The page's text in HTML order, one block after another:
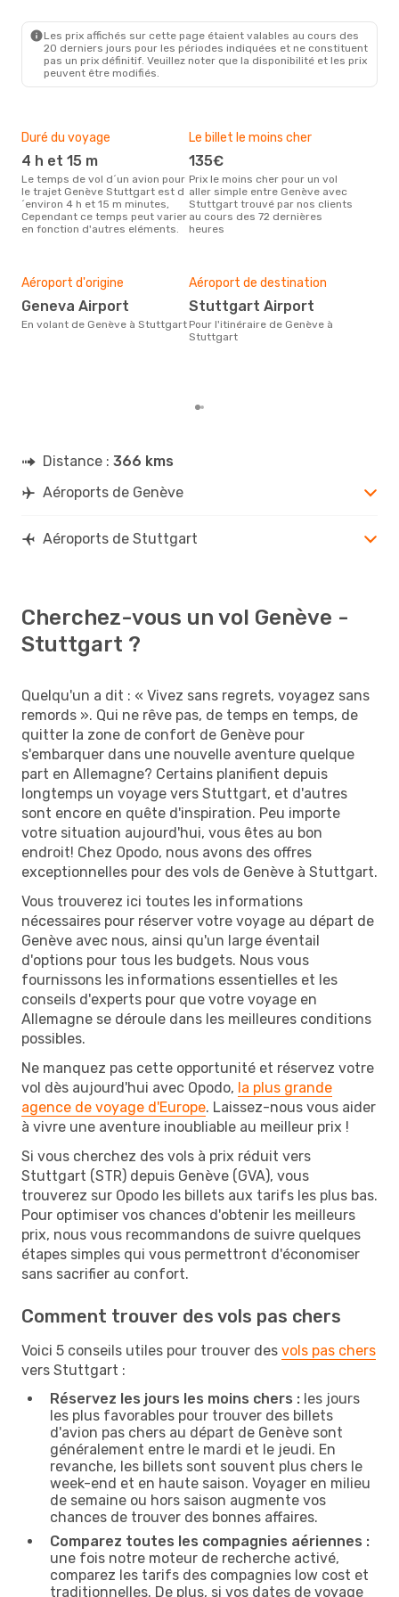
- Mar. 6 Oct.
1 Escale
GVA- STR
Austrian Airlines1 Escale
STR- GVA
Les prix affichés sur cette page étaient valables au cours des
20 derniers jours pour les périodes indiquées et ne constituent
pas un prix définitif. Veuillez noter que la disponibilité et les prix
peuvent être modifiés.
Duré du voyage
4 h et 15 m
Le temps de vol d´un avion pour
le trajet Genève Stuttgart est d
´environ 4 h et 15 m minutes,
Cependant ce temps peut varier
en fonction d'autres eléments.
Le billet le moins cher
135€
Prix le moins cher pour un vol
aller simple entre Genève avec
Stuttgart trouvé par nos clients
au cours des 72 dernières
heures
Aéroport d'origine
Geneva Airport
En volant de Genève à Stuttgart
Aéroport de destination
Stuttgart Airport
Pour l'itinéraire de Genève à
Stuttgart
Distance : 366 kms
Aéroports de Genève
Aéroports de Stuttgart
Cherchez-vous un vol Genève -
Stuttgart ?
Quelqu'un a dit : « Vivez sans regrets, voyagez sans
remords ». Qui ne rêve pas, de temps en temps, de
quitter la zone de confort de Genève pour
s'embarquer dans une nouvelle aventure quelque
part en Allemagne? Certains planifient depuis
longtemps un voyage vers Stuttgart, et d'autres
sont encore en quête d'inspiration. Peu importe
votre situation aujourd'hui, vous êtes au bon
endroit! Chez Opodo, nous avons des offres
exceptionnelles pour des vols de Genève à Stuttgart.
Vous trouverez ici toutes les informations
nécessaires pour réserver votre voyage au départ de
Genève avec nous, ainsi qu'un large éventail
d'options pour tous les budgets. Nous vous
fournissons les informations essentielles et les
conseils d'experts pour que votre voyage en
Allemagne se déroule dans les meilleures conditions
possibles.
Ne manquez pas cette opportunité et réservez votre
vol dès aujourd'hui avec Opodo, la plus grande
agence de voyage d'Europe. Laissez-nous vous aider
à vivre une aventure inoubliable au meilleur prix !
Si vous cherchez des vols à prix réduit vers
Stuttgart (STR) depuis Genève (GVA), vous
trouverez sur Opodo les billets aux tarifs les plus bas.
Pour optimiser vos chances d'obtenir les meilleurs
prix, nous vous recommandons de suivre quelques
étapes simples qui vous permettront d'économiser
sans sacrifier au confort.
Comment trouver des vols pas chers
Voici 5 conseils utiles pour trouver des vols pas chers
vers Stuttgart :
Réservez les jours les moins chers : les jours
les plus favorables pour trouver des billets
d'avion pas chers au départ de Genève sont
généralement entre le mardi et le jeudi. En
revanche, les billets sont souvent plus chers le
week-end et en haute saison. Voyager en milieu
de semaine ou hors saison augmente vos
chances de trouver des bonnes affaires.
Comparez toutes les compagnies aériennes :
une fois notre moteur de recherche activé,
comparez les tarifs des compagnies low cost et
traditionnelles. De plus, si vos dates de voyage